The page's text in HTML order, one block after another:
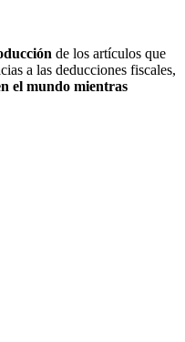
de los artículos que
a las deducciones fiscales,
el mundo mientras